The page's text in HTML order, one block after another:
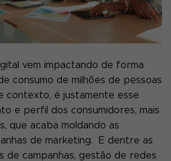
vem impactando de forma
consumo de milhões de pessoas
contexto, é justamente esse
e perfil dos consumidores, mais
que acaba moldando as
de marketing. E dentre as
de campanhas, gestão de redes